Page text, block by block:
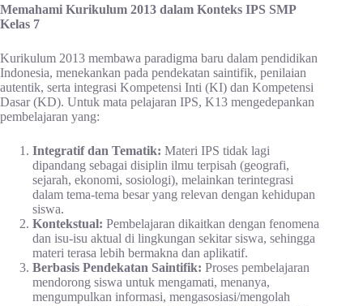
Memahami Kurikulum 2013 dalam Konteks IPS SMP
Kelas 7
Kurikulum 2013 membawa paradigma baru dalam pendidikan
Indonesia, menekankan pada pendekatan saintifik, penilaian
autentik, serta integrasi Kompetensi Inti (KI) dan Kompetensi
Dasar (KD). Untuk mata pelajaran IPS, K13 mengedepankan
pembelajaran yang:
Integratif dan Tematik: Materi IPS tidak lagi
dipandang sebagai disiplin ilmu terpisah (geografi,
sejarah, ekonomi, sosiologi), melainkan terintegrasi
dalam tema-tema besar yang relevan dengan kehidupan
siswa.
Kontekstual: Pembelajaran dikaitkan dengan fenomena
dan isu-isu aktual di lingkungan sekitar siswa, sehingga
materi terasa lebih bermakna dan aplikatif.
Berbasis Pendekatan Saintifik: Proses pembelajaran
mendorong siswa untuk mengamati, menanya,
mengumpulkan informasi, mengasosiasi/mengolah